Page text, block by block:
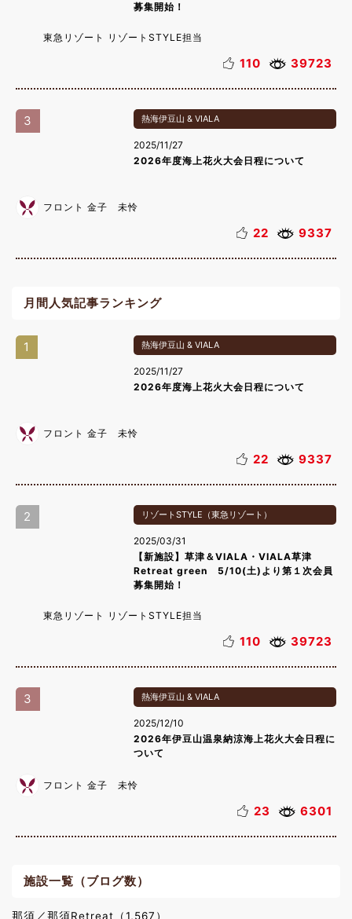
募集開始！
東急リゾート リゾートSTYLE担当
110 39723
3 熱海伊豆山 & VIALA
2025/11/27
2026年度海上花火大会日程について
フロント 金子 未怜
22 9337
月間人気記事ランキング
1 熱海伊豆山 & VIALA
2025/11/27
2026年度海上花火大会日程について
フロント 金子 未怜
22 9337
2 リゾートSTYLE（東急リゾート）
2025/03/31
【新施設】草津＆VIALA・VIALA草津
Retreat green 5/10(土)より第１次会員
募集開始！
東急リゾート リゾートSTYLE担当
110 39723
3 熱海伊豆山 & VIALA
2025/12/10
2026年伊豆山温泉納涼海上花火大会日程に
ついて
フロント 金子 未怜
23 6301
施設一覧（ブログ数）
那須／那須Retreat（1,567）